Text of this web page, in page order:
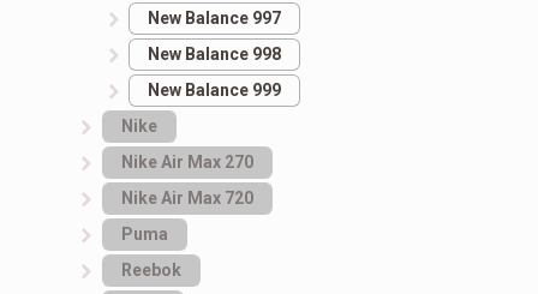
New Balance 997
New Balance 998
New Balance 999
Nike
Nike Air Max 270
Nike Air Max 720
Puma
Reebok